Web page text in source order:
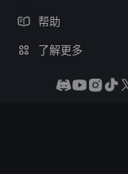
帮助
了解更多